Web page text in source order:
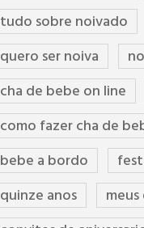
tudo sobre noivado
quero ser noiva
cha de bebe on line
como fazer cha de
bebe a bordo
quinze anos